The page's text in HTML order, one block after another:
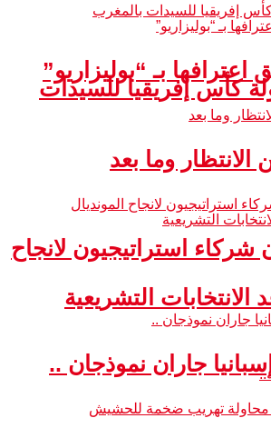
كأس إفريقيا للسيدات
الانتخابات التشريعية
اعترافها بـ “بوليزاريو”
شركاء استراتيجيون لانجاح
جاران نموذجان ..